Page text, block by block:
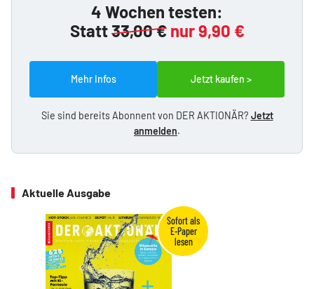
4 Wochen testen:
Statt33,00 € nur 9,90 €
Mehr Infos Jetzt kaufen >
Sie sind bereits Abonnent von DER AKTIONÄR? Jetzt
anmelden.
Aktuelle Ausgabe